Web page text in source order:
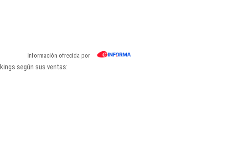
Información ofrecida por
según sus ventas: